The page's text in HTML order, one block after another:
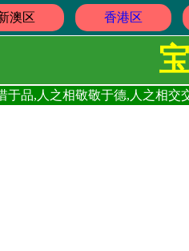
澳区 香港区
于品,人之相敬敬于德,人之相